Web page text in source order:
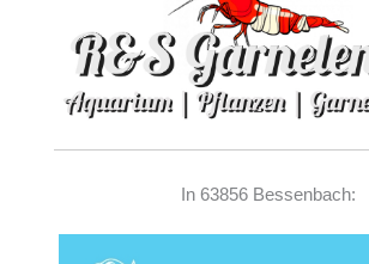
In 63856 Bessenbach: